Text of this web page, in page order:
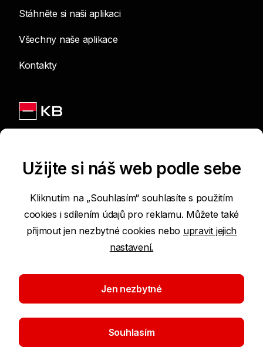
Stáhněte si naši aplikaci
Všechny naše aplikace
Kontakty
Podmínky používání internetových stránek
Prohlášení o přístupnosti
Ochrana osobních údajů
©2026 Komerční banka
Užijte si náš web podle sebe
Kliknutím na „Souhlasím“ souhlasíte s použitím
cookies i sdílením údajů pro reklamu. Můžete také
přijmout jen nezbytné cookies nebo upravit jejich
nastavení.
Jen nezbytné
Souhlasím